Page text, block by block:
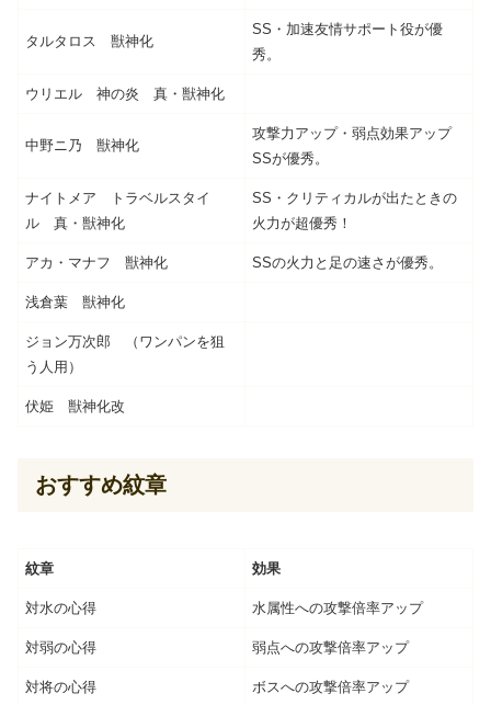
タルタロス 獣神化
SS・加速友情サポート役が優
秀。
ウリエル 神の炎 真・獣神化
中野ニ乃 獣神化
攻撃力アップ・弱点効果アップ
SSが優秀。
ナイトメア トラベルスタイ
ル 真・獣神化
SS・クリティカルが出たときの
火力が超優秀！
アカ・マナフ 獣神化 SSの火力と足の速さが優秀。
浅倉葉 獣神化
ジョン万次郎 （ワンパンを狙
う人用）
伏姫 獣神化改
おすすめ紋章
紋章 効果
対水の心得 水属性への攻撃倍率アップ
対弱の心得 弱点への攻撃倍率アップ
対将の心得 ボスへの攻撃倍率アップ